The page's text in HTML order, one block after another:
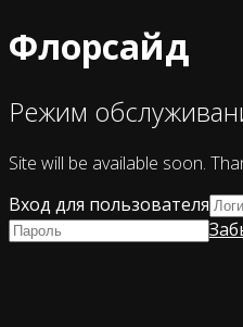
Флорсайд
Режим
Site will be available soon.
Вход для пользователя